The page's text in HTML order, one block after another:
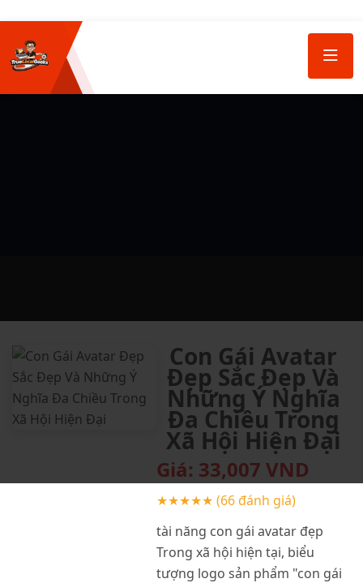
Con Gái Avatar
Đẹp Sắc Đẹp Và
Những Ý Nghĩa
Đa Chiều Trong
Xã Hội Hiện Đại
Giá: 33,007 VND
★★★★★ (66 đánh giá)
tài năng con gái avatar đẹp
Trong xã hội hiện tại, biểu
tượng logo sản phẩm "con gái